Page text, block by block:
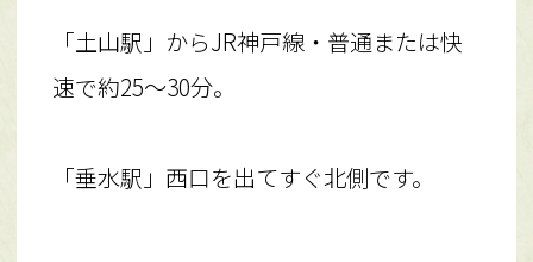
「土山駅」からJR神戸線・普通または快
速で約25〜30分。
「垂水駅」西口を出てすぐ北側です。